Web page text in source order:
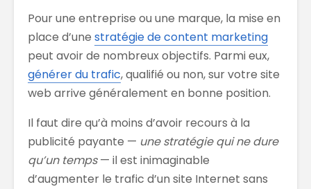
Pour une entreprise ou une marque, la mise en
place d’une stratégie de content marketing
peut avoir de nombreux objectifs. Parmi eux,
générer du trafic, qualifié ou non, sur votre site
web arrive généralement en bonne position.
Il faut dire qu’à moins d’avoir recours à la
publicité payante — une stratégie qui ne dure
qu’un temps— il est inimaginable
d’augmenter le trafic d’un site Internet sans